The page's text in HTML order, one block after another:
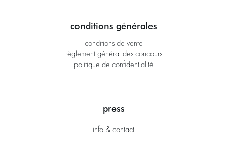
conditions générales
conditions de vente
règlement général des concours
politique de confidentialité
press
info & contact